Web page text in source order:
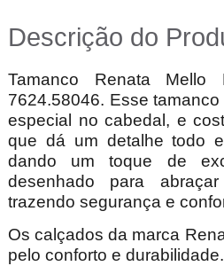
Descrição do
Tamanco Renata Mello
7624.58046. Esse
especial no cabedal, e
que dá um detalhe todo
dando um toque de
desenhado para
trazendo segurança e
Os calçados da marca
pelo conforto e durabilidade.